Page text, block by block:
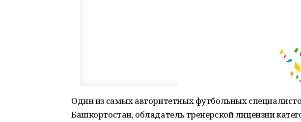
Один из самых авторитетных футбольных
Башкортостан, обладатель тренерской лицензии